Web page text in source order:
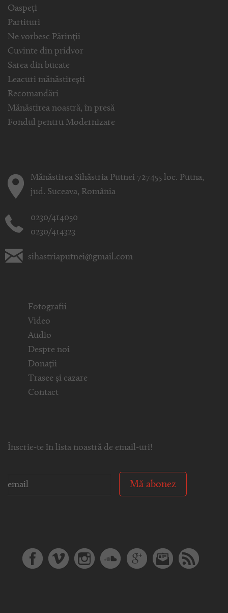
Oaspeți
Partituri
Ne vorbesc Părinții
Cuvinte din pridvor
Sarea din bucate
Leacuri mănăstirești
Recomandări
Mănăstirea noastră, în presă
Fondul pentru Modernizare
Mănăstirea Sihăstria Putnei 727455 loc. Putna,
jud. Suceava, România
0230/414050
0230/414323
sihastriaputnei@gmail.com
Fotografii
Video
Audio
Despre noi
Donații
Trasee și cazare
Contact
Înscrie-te în lista noastră de email-uri!
Mă abonez